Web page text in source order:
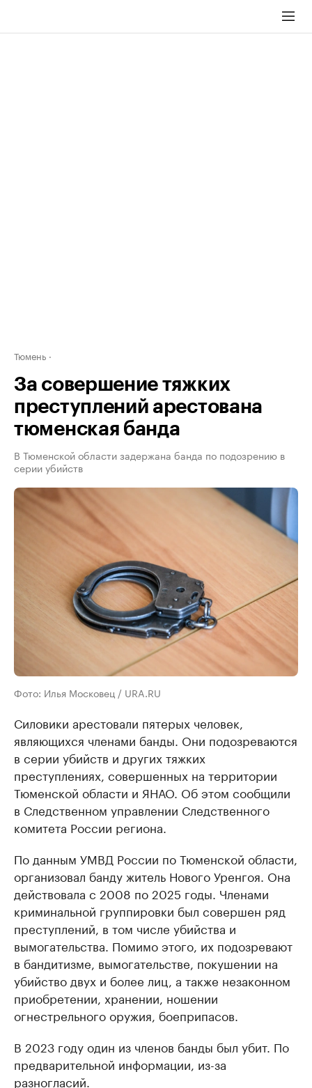
Тюмень
За совершение тяжких
преступлений арестована
тюменская банда
В Тюменской области задержана банда по подозрению в
серии убийств
Фото: Илья Московец / URA.RU
Силовики арестовали пятерых человек,
являющихся членами банды. Они подозреваются
в серии убийств и других тяжких
преступлениях, совершенных на территории
Тюменской области и ЯНАО. Об этом сообщили
в Следственном управлении Следственного
комитета России региона.
По данным УМВД России по Тюменской области,
организовал банду житель Нового Уренгоя. Она
действовала с 2008 по 2025 годы. Членами
криминальной группировки был совершен ряд
преступлений, в том числе убийства и
вымогательства. Помимо этого, их подозревают
в бандитизме, вымогательстве, покушении на
убийство двух и более лиц, а также незаконном
приобретении, хранении, ношении
огнестрельного оружия, боеприпасов.
В 2023 году один из членов банды был убит. По
предварительной информации, из-за
разногласий.